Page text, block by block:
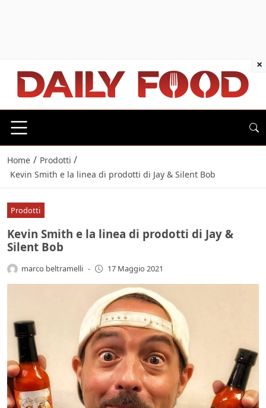
Home / Prodotti /
Kevin Smith e la linea di prodotti di Jay & Silent Bob
Prodotti
Kevin Smith e la linea di prodotti di Jay &
Silent Bob
marco beltramelli - 17 Maggio 2021
×